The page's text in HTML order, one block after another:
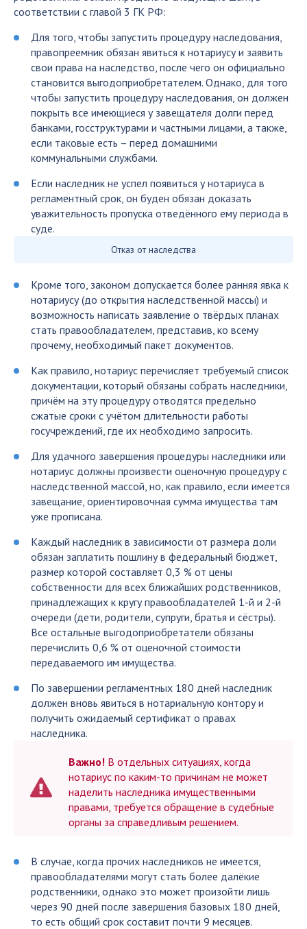
соответствии с главой 3 ГК РФ:
Для того, чтобы запустить процедуру наследования,
правопреемник обязан явиться к нотариусу и заявить
свои права на наследство, после чего он официально
становится выгодоприобретателем. Однако, для того
чтобы запустить процедуру наследования, он должен
покрыть все имеющиеся у завещателя долги перед
банками, госструктурами и частными лицами, а также,
если таковые есть – перед домашними
коммунальными службами.
Если наследник не успел появиться у нотариуса в
регламентный срок, он буден обязан доказать
уважительность пропуска отведённого ему периода в
суде.
Отказ от наследства
Кроме того, законом допускается более ранняя явка к
нотариусу (до открытия наследственной массы) и
возможность написать заявление о твёрдых планах
стать правообладателем, представив, ко всему
прочему, необходимый пакет документов.
Как правило, нотариус перечисляет требуемый список
документации, который обязаны собрать наследники,
причём на эту процедуру отводятся предельно
сжатые сроки с учётом длительности работы
госучреждений, где их необходимо запросить.
Для удачного завершения процедуры наследники или
нотариус должны произвести оценочную процедуру с
наследственной массой, но, как правило, если имеется
завещание, ориентировочная сумма имущества там
уже прописана.
Каждый наследник в зависимости от размера доли
обязан заплатить пошлину в федеральный бюджет,
размер которой составляет 0,3 % от цены
собственности для всех ближайших родственников,
принадлежащих к кругу правообладателей 1-й и 2-й
очереди (дети, родители, супруги, братья и сёстры).
Все остальные выгодоприобретатели обязаны
перечислить 0,6 % от оценочной стоимости
передаваемого им имущества.
По завершении регламентных 180 дней наследник
должен вновь явиться в нотариальную контору и
получить ожидаемый сертификат о правах
наследника.
Важно! В отдельных ситуациях, когда
нотариус по каким-то причинам не может
наделить наследника имущественными
правами, требуется обращение в судебные
органы за справедливым решением.
В случае, когда прочих наследников не имеется,
правообладателями могут стать более далёкие
родственники, однако это может произойти лишь
через 90 дней после завершения базовых 180 дней,
то есть общий срок составит почти 9 месяцев.